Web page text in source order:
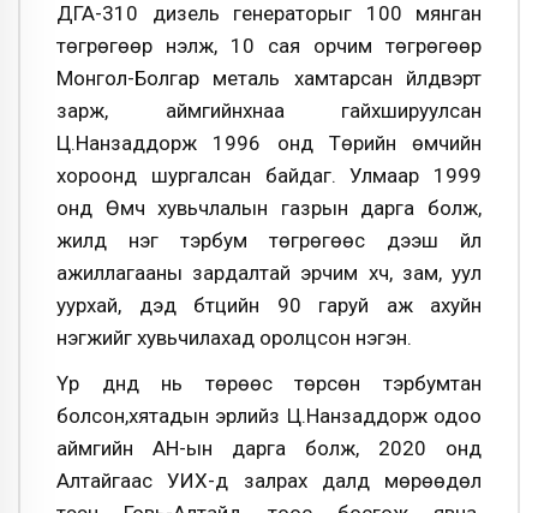
ДГА-310 дизель генераторыг 100 мянган
төгрөгөөр үнэлж, 10 сая орчим төгрөгөөр
Монгол-Болгар металь хамтарсан үйлдвэрт
зарж, аймгийнхнаа гайхшируулсан
Ц.Нанзаддорж 1996 онд Төрийн өмчийн
хороонд шургалсан байдаг. Улмаар 1999
онд Өмч хувьчлалын газрын дарга болж,
жилд нэг тэрбум төгрөгөөс дээш үйл
ажиллагааны зардалтай эрчим хүч, зам, уул
уурхай, дэд бүтцийн 90 гаруй аж ахуйн
нэгжийг хувьчилахад оролцсон нэгэн.
Үр дүнд нь төрөөс төрсөн тэрбумтан
болсон,хятадын эрлийз Ц.Нанзаддорж одоо
аймгийн АН-ын дарга болж, 2020 онд
Алтайгаас УИХ-д залрах далд мөрөөдөл